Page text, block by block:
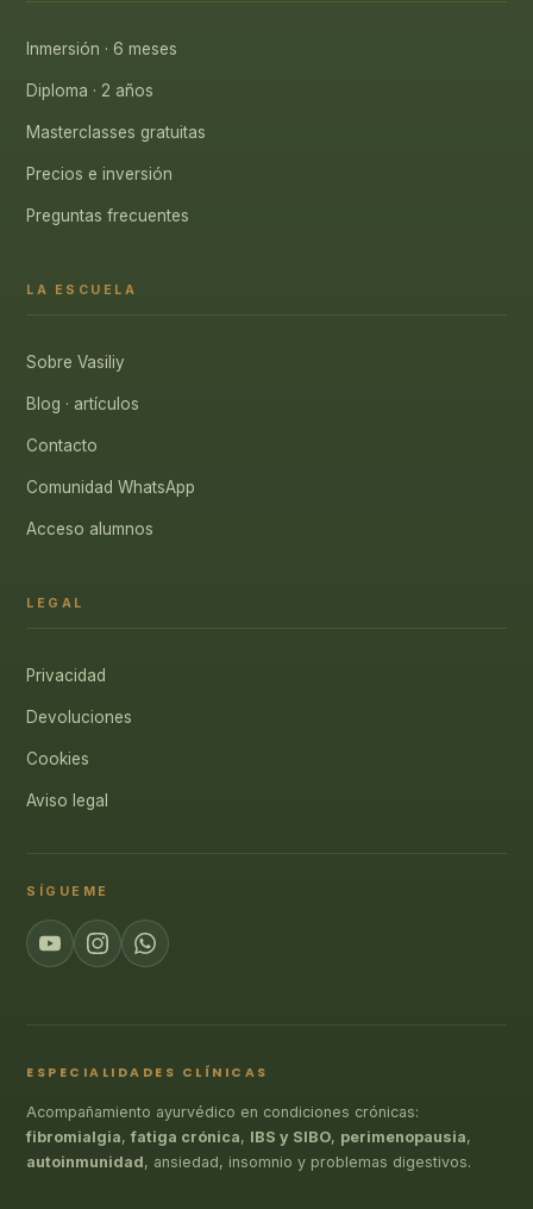
Inmersión · 6 meses
Diploma · 2 años
Masterclasses gratuitas
Precios e inversión
Preguntas frecuentes
LA ESCUELA
Sobre Vasiliy
Blog · artículos
Contacto
Comunidad WhatsApp
Acceso alumnos
LEGAL
Privacidad
Devoluciones
Cookies
Aviso legal
SÍGUEME
ESPECIALIDADES CLÍNICAS
Acompañamiento ayurvédico en condiciones crónicas:
fibromialgia,fatiga crónica, IBS y SIBO, perimenopausia,
autoinmunidad, ansiedad, insomnio y problemas digestivos.